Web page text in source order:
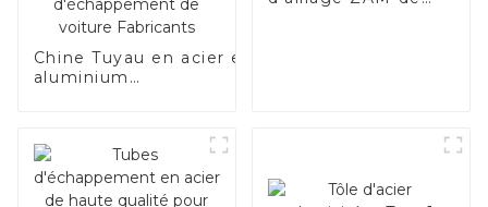
Chine Tuyau en acier en
aluminium
1,0/1,5/2,0 mm pour
système d'échappement
de voiture Fabricants